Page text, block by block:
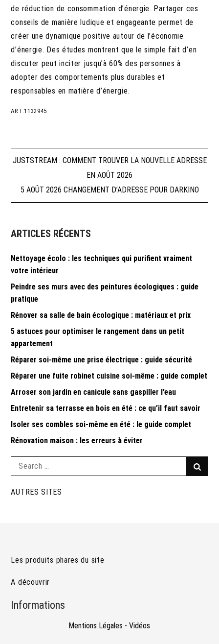
de réduction de consommation d’énergie. Partager ces
conseils de manière ludique et engageante permet de
créer une dynamique positive autour de l’économie
d’énergie. Des études montrent que le simple fait d’en
discuter peut inciter jusqu’à 60% des personnes à
adopter des comportements plus durables et
responsables en matière d’énergie.
ART.1132945
Navigation
de
JUSTSTREAM : COMMENT TROUVER LA NOUVELLE ADRESSE
EN AOÛT 2026
5 AOÛT 2026 CHANGEMENT D’ADRESSE POUR DARKINO
ARTICLES RÉCENTS
Nettoyage écolo : les techniques qui purifient vraiment
votre intérieur
Peindre ses murs avec des peintures écologiques : guide
pratique
Rénover sa salle de bain écologique : matériaux et prix
5 astuces pour optimiser le rangement dans un petit
appartement
Réparer soi-même une prise électrique : guide sécurité
Réparer une fuite robinet cuisine soi-même : guide complet
Arroser son jardin en canicule sans gaspiller l’eau
Entretenir sa terrasse en bois en été : ce qu’il faut savoir
Isoler ses combles soi-même en été : le guide complet
Rénovation maison : les erreurs à éviter
Search
AUTRES SITES
Les produits phares du site
A découvrir
Informations
Mentions Légales -Vidéos